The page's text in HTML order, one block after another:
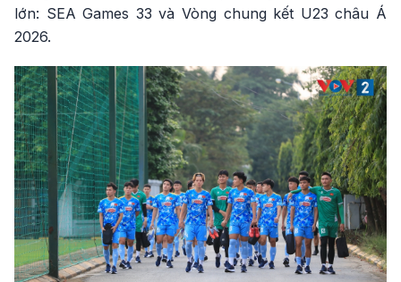
lớn: SEA Games 33 và Vòng chung kết U23 châu Á
2026.